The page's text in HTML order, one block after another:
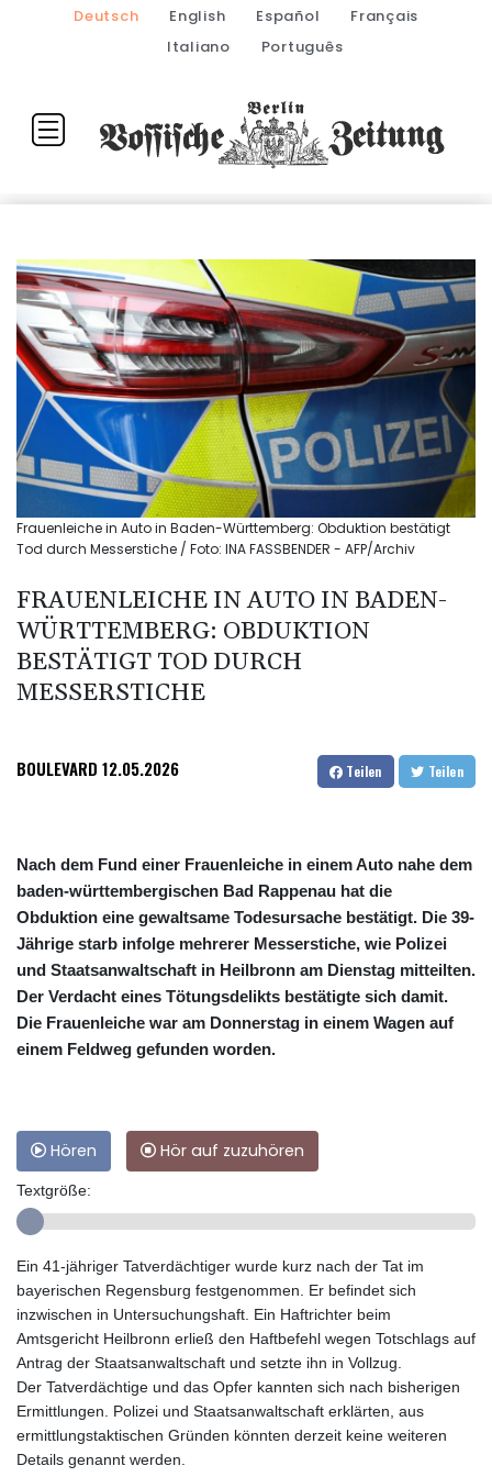
Deutsch English Español
Français
Italiano
Português
Frauenleiche in Auto in Baden-Württemberg: Obduktion bestätigt
Tod durch Messerstiche / Foto: INA FASSBENDER - AFP/Archiv
FRAUENLEICHE IN AUTO IN BADEN-
WÜRTTEMBERG: OBDUKTION
BESTÄTIGT TOD DURCH
MESSERSTICHE
BOULEVARD 12.05.2026 Teilen Teilen
Nach dem Fund einer Frauenleiche in einem Auto nahe dem
baden-württembergischen Bad Rappenau hat die
Obduktion eine gewaltsame Todesursache bestätigt. Die 39-
Jährige starb infolge mehrerer Messerstiche, wie Polizei
und Staatsanwaltschaft in Heilbronn am Dienstag mitteilten.
Der Verdacht eines Tötungsdelikts bestätigte sich damit.
Die Frauenleiche war am Donnerstag in einem Wagen auf
einem Feldweg gefunden worden.
Hören Hör auf zuzuhören
Textgröße:
Ein 41-jähriger Tatverdächtiger wurde kurz nach der Tat im
bayerischen Regensburg festgenommen. Er befindet sich
inzwischen in Untersuchungshaft. Ein Haftrichter beim
Amtsgericht Heilbronn erließ den Haftbefehl wegen Totschlags auf
Antrag der Staatsanwaltschaft und setzte ihn in Vollzug.
Der Tatverdächtige und das Opfer kannten sich nach bisherigen
Ermittlungen. Polizei und Staatsanwaltschaft erklärten, aus
ermittlungstaktischen Gründen könnten derzeit keine weiteren
Details genannt werden.